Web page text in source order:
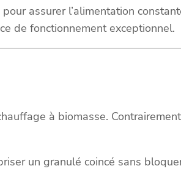
assurer l’alimentation
de fonctionnement exceptionnel.
à biomasse.
un granulé coincé sans